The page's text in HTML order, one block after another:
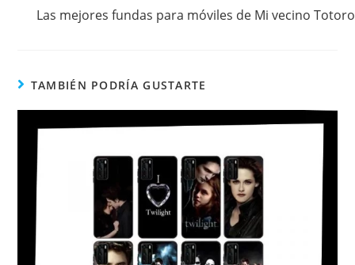
Las mejores fundas para móviles de Mi vecino Totoro
TAMBIÉN PODRÍA GUSTARTE